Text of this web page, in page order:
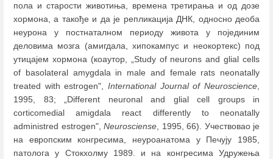
пола и старости животиња, времена третирања и од дозе
хормона, а такође и да је репликација ДНК, односно деоба
неурона у постнаталном периоду живота у појединим
деловима мозга (амигдала, хипокампус и неокортекс) под
утицајем хормона (коаутор, „Study of neurons and glial cells
of basolateral amygdala in male and female rats neonatally
treated with estrogen", International Journal of Neuroscience,
1995, 83; „Different neuronal and glial cell groups in
corticomedial amigdala react differently to neonatally
administred estrogen", Neurosciense, 1995, 66). Учествовао је
на европским конгресима, неуроанатома у Печују 1985,
патолога у Стокхолму 1989. и на конгресима Удружења